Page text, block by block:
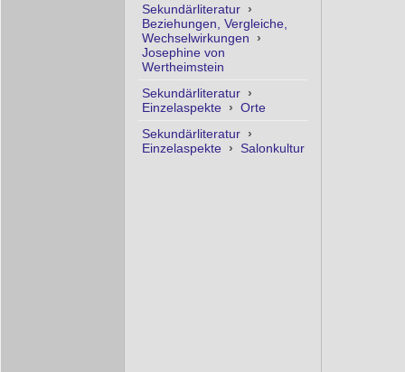
Sekundärliteratur ›
Beziehungen, Vergleiche,
Wechselwirkungen
›
Josephine von
Wertheimstein
Sekundärliteratur ›
Einzelaspekte › Orte
Sekundärliteratur ›
Einzelaspekte › Salonkultur